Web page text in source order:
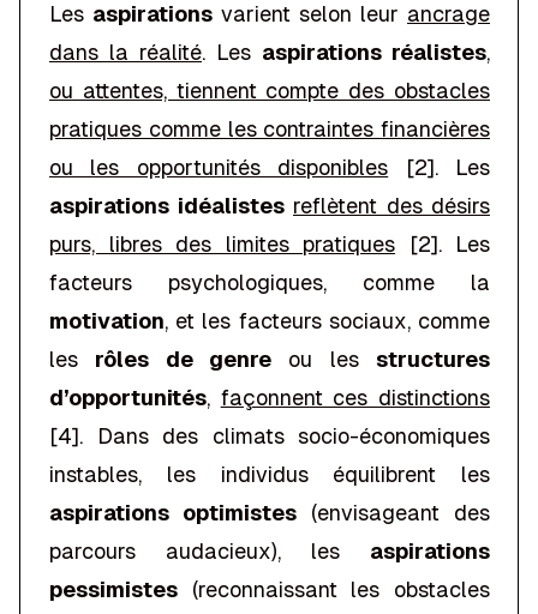
Les aspirations varient selon leur ancrage
dans la réalité. Les aspirations réalistes,
ou attentes, tiennent compte des obstacles
pratiques comme les contraintes financières
ou les opportunités disponibles [2]. Les
aspirations idéalistes reflètent des désirs
purs, libres des limites pratiques [2]. Les
facteurs psychologiques, comme la
motivation, et les facteurs sociaux, comme
les rôles de genre ou les structures
d’opportunités, façonnent ces distinctions
[4]. Dans des climats socio-économiques
instables, les individus équilibrent les
aspirations optimistes (envisageant des
parcours audacieux), les aspirations
pessimistes (reconnaissant les obstacles